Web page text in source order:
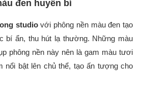
đen huyền bí
studiovới phông nền màu đen tạo
bí ẩn, thu hút lạ thường. Những màu
phông nền này nên là gam màu tươi
nổi bật lên chủ thể, tạo ấn tượng cho